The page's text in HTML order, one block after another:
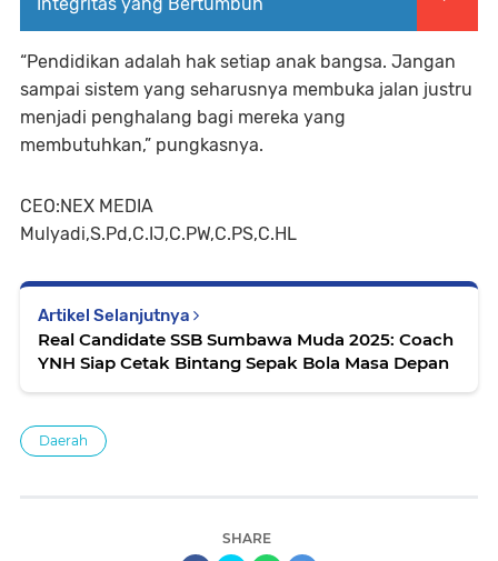
“Pendidikan adalah hak setiap anak bangsa. Jangan
sampai sistem yang seharusnya membuka jalan justru
menjadi penghalang bagi mereka yang
membutuhkan,” pungkasnya.
CEO:NEX MEDIA
Mulyadi,S.Pd,C.IJ,C.PW,C.PS,C.HL
Artikel Selanjutnya
Real Candidate SSB Sumbawa Muda 2025: Coach
YNH Siap Cetak Bintang Sepak Bola Masa Depan
Daerah
SHARE